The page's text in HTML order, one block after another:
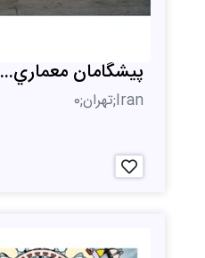
پيشگامان معماري...
Iran;تهران;0